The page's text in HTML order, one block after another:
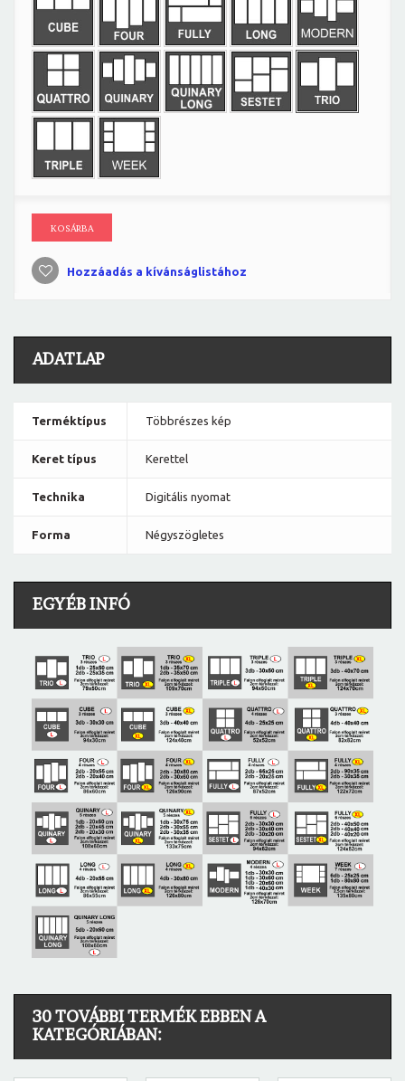
KOSÁRBA
Hozzáadás a kívánságlistához
ADATLAP
Terméktípus Többrészes kép
Keret típus Kerettel
Technika Digitális nyomat
Forma Négyszögletes
EGYÉB INFÓ
30 TOVÁBBI TERMÉK EBBEN A
KATEGÓRIÁBAN: